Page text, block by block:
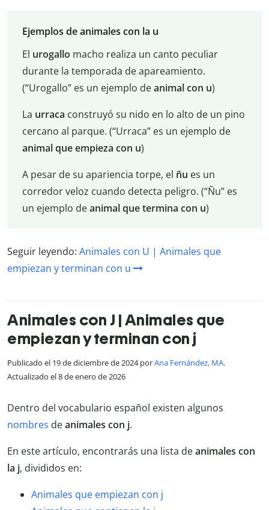
Ejemplos de animales con la u
El urogallo macho realiza un canto peculiar
durante la temporada de apareamiento.
(“Urogallo” es un ejemplo deanimal con u)
La urraca construyó su nido en lo alto de un pino
cercano al parque. (“Urraca” es un ejemplo de
animal que empieza con u)
A pesar de su apariencia torpe, el ñu es un
corredor veloz cuando detecta peligro. (“Ñu” es
un ejemplo deanimal que termina con u)
Seguir leyendo: Animales con U | Animales que
empiezan y terminan con u
Animales con J | Animales que
empiezan y terminan con j
Publicado el 19 de diciembre de 2024 porAna Fernández, MA.
Actualizado el 8 de enero de 2026
Dentro del vocabulario español existen algunos
nombres deanimales con j.
En este artículo, encontrarás una lista deanimales con
la j, divididos en:
Animales que empiezan con j